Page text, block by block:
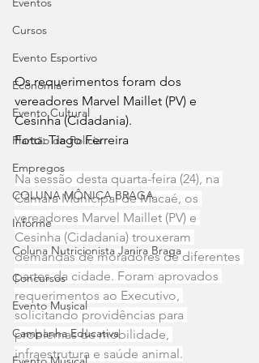
Cursos
Evento Esportivo
Economia
Evento Cultural
Plantão de Polícia
Empregos
COLUNA MÔNICA BRAGA
Informe
Coluna Nutricionista Janira Braga
Concursos
Evento Musical
Campanha Educativa
Os requerimentos foram dos
vereadores Marvel Maillet (PV) e
Cesinha (Cidadania).
Foto: Tiago Ferreira
Na sessão desta quarta-feira (24), na
Câmara Municipal de Macaé, os
vereadores Marvel Maillet (PV) e
Cesinha (Cidadania) trouxeram
demandas de moradores de diferentes
partes da cidade. Foram aprovados
requerimentos ao Executivo,
solicitando providências para
problemas de mobilidade,
infraestrutura e saúde animal.